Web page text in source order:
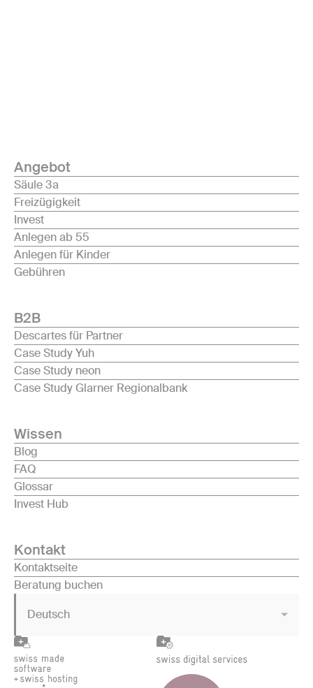
Angebot
Säule 3a
Freizügigkeit
Invest
Anlegen ab 55
Anlegen für Kinder
Gebühren
B2B
Descartes für Partner
Case Study Yuh
Case Study neon
Case Study Glarner Regionalbank
Wissen
Blog
FAQ
Glossar
Invest Hub
Kontakt
Kontaktseite
Beratung buchen
Deutsch